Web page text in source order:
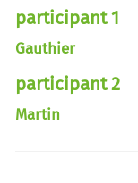
participant 1
Gauthier
participant 2
Martin